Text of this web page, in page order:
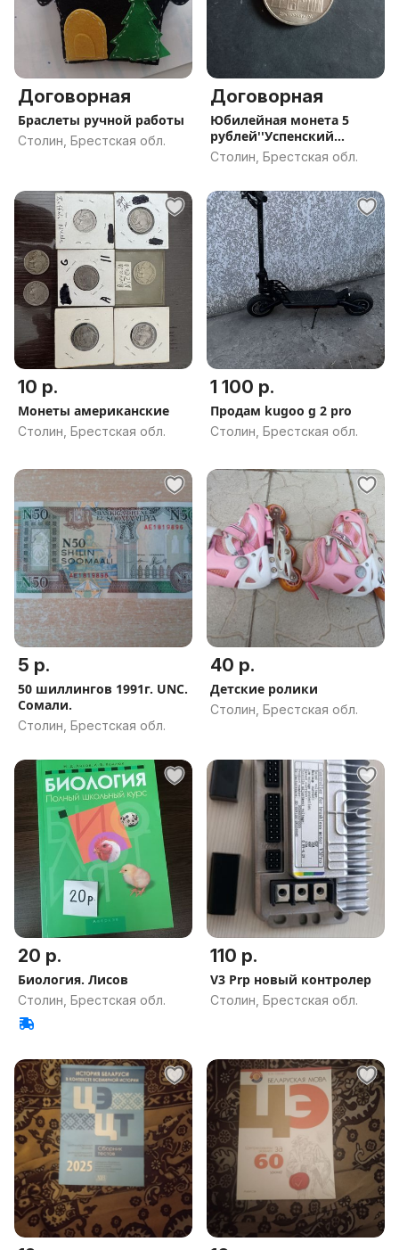
Договорная
Браслеты ручной работы
Столин, Брестская обл.
Договорная
Юбилейная монета 5
рублей''Успенский
собор''
Столин, Брестская обл.
10 р.
Монеты американские
Столин, Брестская обл.
1 100 р.
Продам kugoo g 2 pro
Столин, Брестская обл.
5 р.
50 шиллингов 1991г. UNC.
Сомали.
Столин, Брестская обл.
40 р.
Детские ролики
Столин, Брестская обл.
20 р.
Биология. Лисов
Столин, Брестская обл.
110 р.
V3 Prp новый контролер
Столин, Брестская обл.